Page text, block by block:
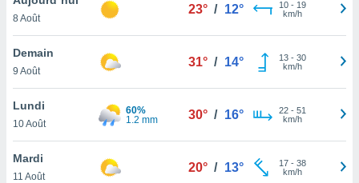
et
»,
au
vous
qu'ils
ou
8 Août
23° / 12° 10- 19
km/h
Demain
9 Août
31° / 14° 13- 30
km/h
Lundi
10 Août
60%
1.2 mm
30° / 16° 22- 51
km/h
Mardi
11 Août
20° / 13° 17- 38
km/h